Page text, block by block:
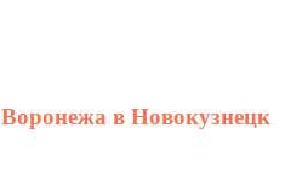
в Новокузнецк